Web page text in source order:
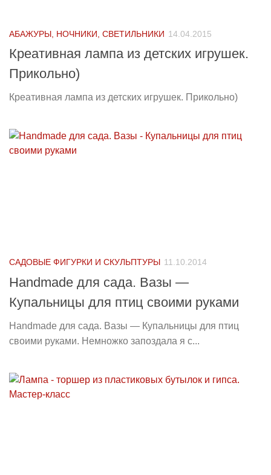
АБАЖУРЫ, НОЧНИКИ, СВЕТИЛЬНИКИ 14.04.2015
Креативная лампа из детских игрушек.
Прикольно)
Креативная лампа из детских игрушек. Прикольно)
САДОВЫЕ ФИГУРКИ И СКУЛЬПТУРЫ 11.10.2014
Handmade для сада. Вазы —
Купальницы для птиц своими руками
Handmade для сада. Вазы — Купальницы для птиц
своими руками. Немножко запоздала я с...